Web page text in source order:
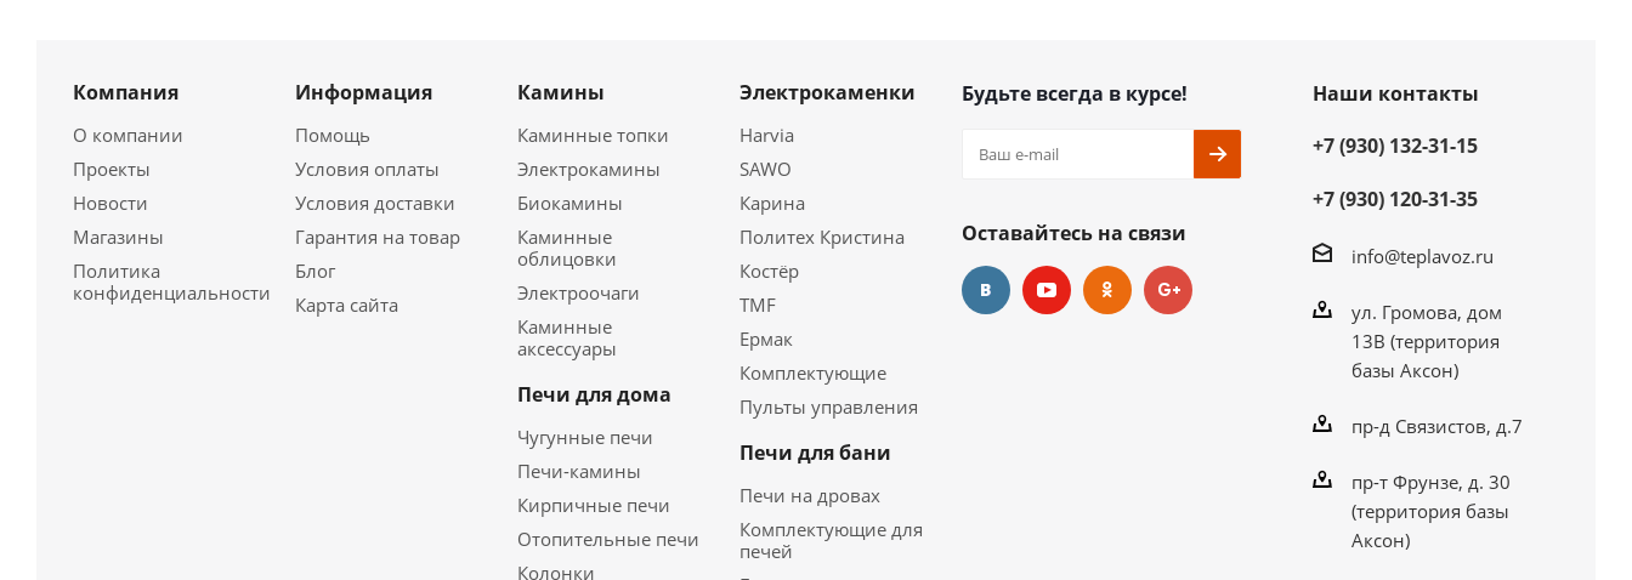
Компания
О компании
Проекты
Новости
Магазины
Политика
конфиденциальности
Информация
Помощь
Условия оплаты
Условия доставки
Гарантия на товар
Блог
Карта сайта
Камины
Каминные топки
Электрокамины
Биокамины
Каминные
облицовки
Электроочаги
Каминные
аксессуары
Печи для дома
Чугунные печи
Печи-камины
Кирпичные печи
Отопительные печи
Колонки
Электрокаменки
Harvia
SAWO
Карина
Политех Кристина
Костёр
TMF
Ермак
Комплектующие
Пульты управления
Печи для бани
Печи на дровах
Комплектующие для
печей
Будьте всегда в курсе!
Оставайтесь на связи
Наши контакты
+7 (930) 132-31-15
+7 (930) 120-31-35
info@teplavoz.ru
ул. Громова, дом
13В (территория
базы Аксон)
пр-д Связистов, д.7
пр-т Фрунзе, д. 30
(территория базы
Аксон)